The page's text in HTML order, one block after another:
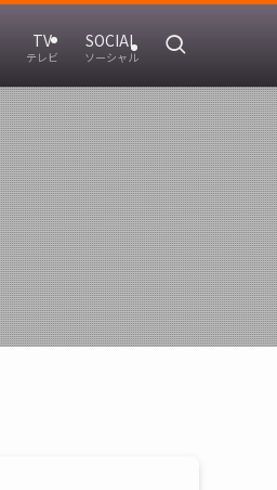
TV
テレビ
SOCIAL
ソーシャル